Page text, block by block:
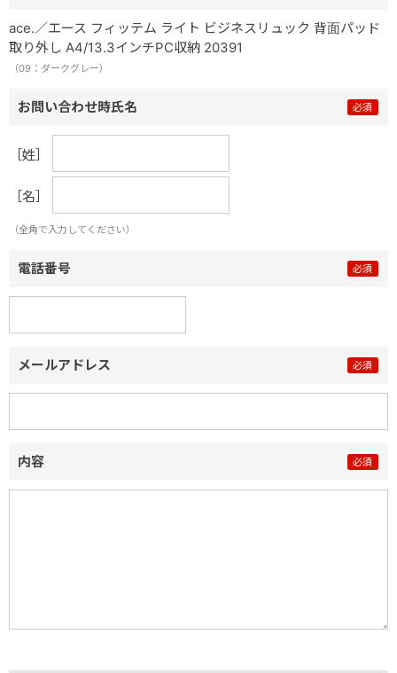
ace.／エース フィッテム ライト ビジネスリュック 背面パッド
取り外し A4/13.3インチPC収納 20391
（09：ダークグレー）
お問い合わせ時氏名
［姓］
［名］
（全角で入力してください）
電話番号
メールアドレス
内容